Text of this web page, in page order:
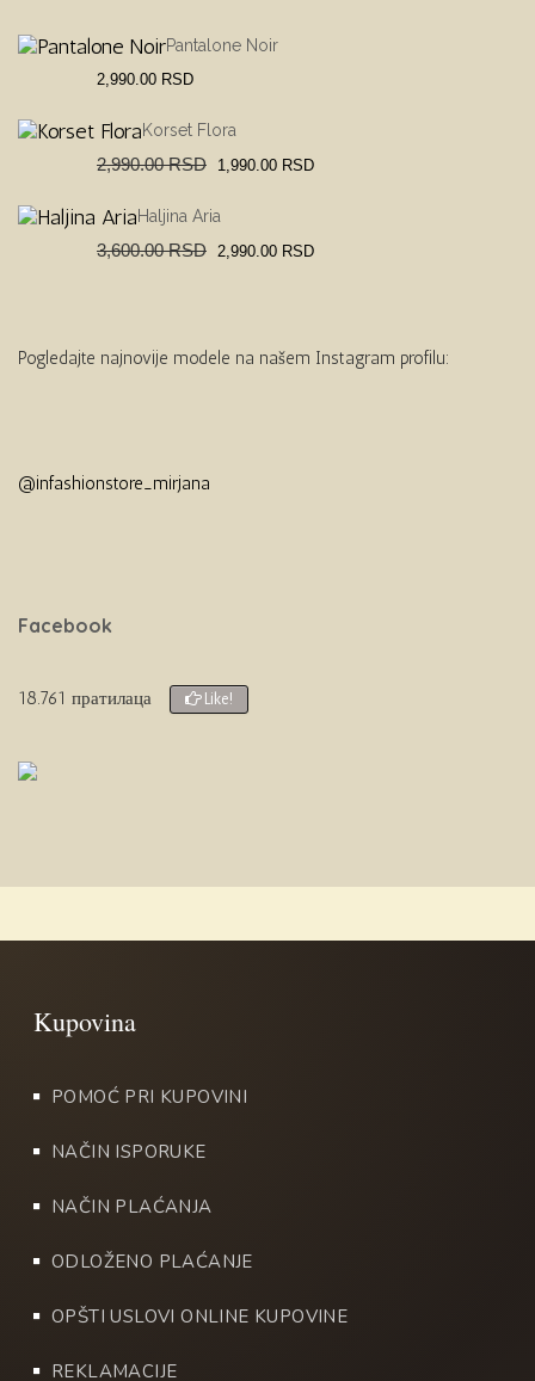
Pantalone Noir
2,990.00 RSD
Korset Flora
2,990.00RSD Original
price
2,990.00 RSD.
1,990.00 RSD
Haljina Aria
3,600.00RSD Original
price
2,990.00 RSD
Pogledajte najnovije modele na našem Instagram profilu:
@infashionstore_mirjana
Facebook
18.761 пратилаца Like!
POMOĆ PRI KUPOVINI
NAČIN ISPORUKE
NAČIN PLAĆANJA
ODLOŽENO PLAĆANJE
OPŠTI USLOVI ONLINE KUPOVINE
REKLAMACIJE